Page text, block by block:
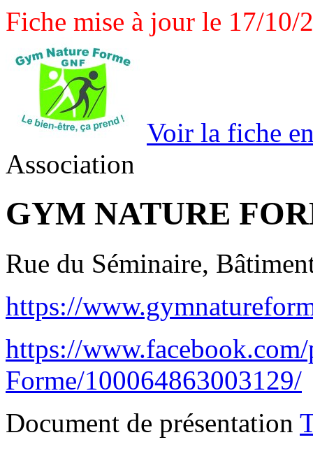
Fiche mise à jour le 17/10/
Voir la fiche
Association
GYM NATURE
Rue du Séminaire,
https://
https://
Forme/100064863003129/
Document de présentation